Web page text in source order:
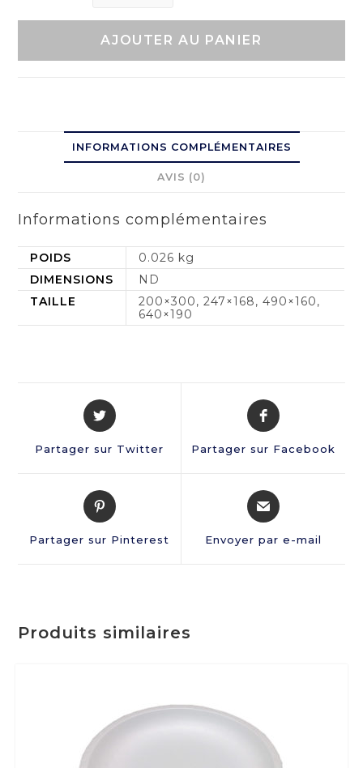
AJOUTER AU PANIER
INFORMATIONS COMPLÉMENTAIRES
AVIS (0)
Informations complémentaires
POIDS
0.026 kg
DIMENSIONS
ND
TAILLE
200×300, 247×168, 490×160,
640×190
Partager sur Twitter Partager sur Facebook
Partager sur Pinterest Envoyer par e-mail
Produits similaires